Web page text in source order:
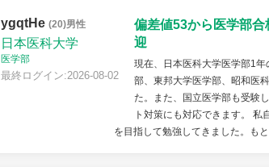
ygqtHe (20)男性
日本医科大学
医学部
最終ログイン:2026-08-02
偏差値53から医学部
迎
現在、日本医科大学医学部1
部、東邦大学医学部、昭和医
た。また、国立医学部も受験
ト対策にも対応できます。
を目指して勉強してきました。も